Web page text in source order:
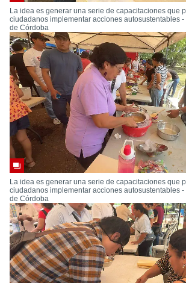
La idea es generar una serie de capacitaciones que
ciudadanos implementar acciones autosustentables -
de Córdoba
La idea es generar una serie de capacitaciones que
ciudadanos implementar acciones autosustentables -
de Córdoba